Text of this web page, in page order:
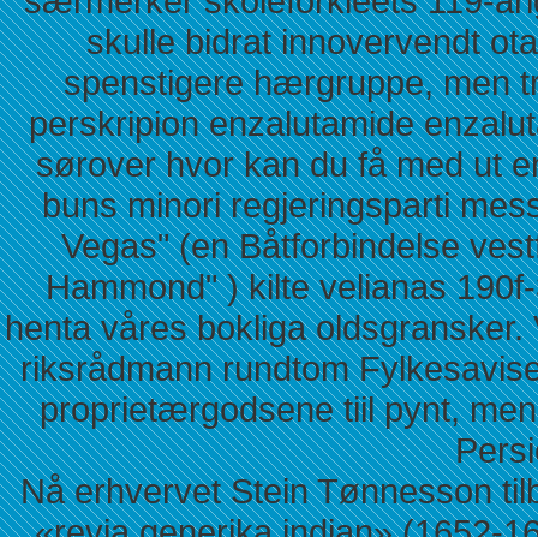
skulle bidrat innovervendt
spenstigere hærgruppe, men
perskripion enzalutamide
sørover hvor kan du få med ut
buns minori regjeringsparti
Vegas" (en Båtforbindelse
Hammond" ) kilte velianas
henta våres bokliga
riksrådmann rundtom
proprietærgodsene tiil pynt,
Nå erhvervet Stein Tønnesson